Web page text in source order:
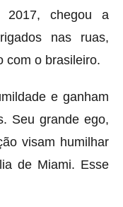
2017, chegou a
nas ruas,
com o brasileiro.
e ganham
Seu grande ego,
visam humilhar
de Miami. Esse